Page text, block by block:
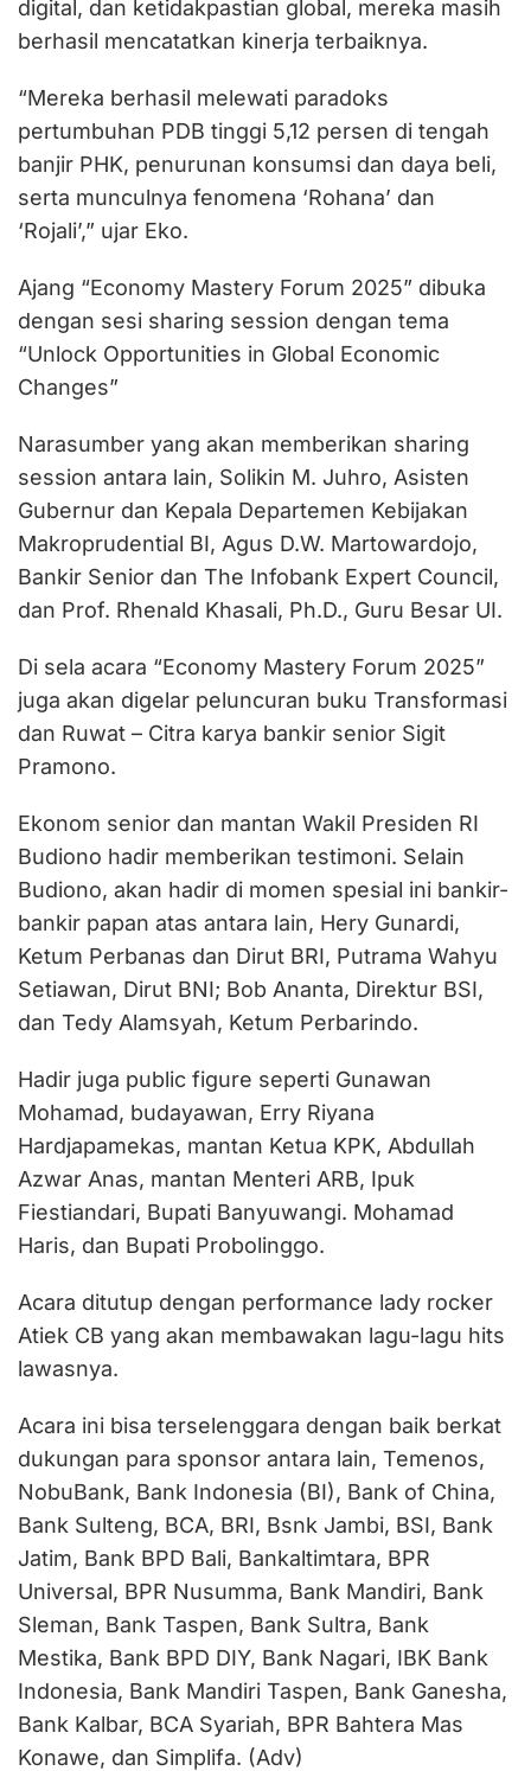
digital, dan ketidakpastian global, mereka masih
berhasil mencatatkan kinerja terbaiknya.
“Mereka berhasil melewati paradoks
pertumbuhan PDB tinggi 5,12 persen di tengah
banjir PHK, penurunan konsumsi dan daya beli,
serta munculnya fenomena ‘Rohana’ dan
‘Rojali’,” ujar Eko.
Ajang “Economy Mastery Forum 2025” dibuka
dengan sesi sharing session dengan tema
“Unlock Opportunities in Global Economic
Changes”
Narasumber yang akan memberikan sharing
session antara lain, Solikin M. Juhro, Asisten
Gubernur dan Kepala Departemen Kebijakan
Makroprudential BI, Agus D.W. Martowardojo,
Bankir Senior dan The Infobank Expert Council,
dan Prof. Rhenald Khasali, Ph.D., Guru Besar UI.
Di sela acara “Economy Mastery Forum 2025”
juga akan digelar peluncuran buku Transformasi
dan Ruwat – Citra karya bankir senior Sigit
Pramono.
Ekonom senior dan mantan Wakil Presiden RI
Budiono hadir memberikan testimoni. Selain
Budiono, akan hadir di momen spesial ini bankir-
bankir papan atas antara lain, Hery Gunardi,
Ketum Perbanas dan Dirut BRI, Putrama Wahyu
Setiawan, Dirut BNI; Bob Ananta, Direktur BSI,
dan Tedy Alamsyah, Ketum Perbarindo.
Hadir juga public figure seperti Gunawan
Mohamad, budayawan, Erry Riyana
Hardjapamekas, mantan Ketua KPK, Abdullah
Azwar Anas, mantan Menteri ARB, Ipuk
Fiestiandari, Bupati Banyuwangi. Mohamad
Haris, dan Bupati Probolinggo.
Acara ditutup dengan performance lady rocker
Atiek CB yang akan membawakan lagu-lagu hits
lawasnya.
Acara ini bisa terselenggara dengan baik berkat
dukungan para sponsor antara lain, Temenos,
NobuBank, Bank Indonesia (BI), Bank of China,
Bank Sulteng, BCA, BRI, Bsnk Jambi, BSI, Bank
Jatim, Bank BPD Bali, Bankaltimtara, BPR
Universal, BPR Nusumma, Bank Mandiri, Bank
Sleman, Bank Taspen, Bank Sultra, Bank
Mestika, Bank BPD DIY, Bank Nagari, IBK Bank
Indonesia, Bank Mandiri Taspen, Bank Ganesha,
Bank Kalbar, BCA Syariah, BPR Bahtera Mas
Konawe, dan Simplifa. (Adv)